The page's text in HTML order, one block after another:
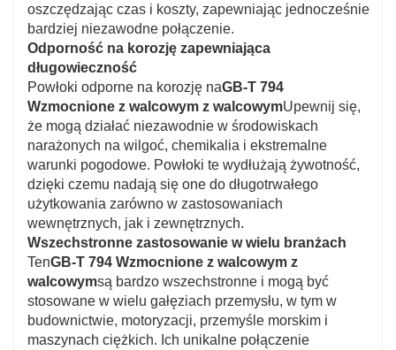
oszczędzając czas i koszty, zapewniając jednocześnie
bardziej niezawodne połączenie.
Odporność na korozję zapewniająca
długowieczność
Powłoki odporne na korozję naGB-T 794
Wzmocnione z walcowym z walcowymUpewnij się,
że mogą działać niezawodnie w środowiskach
narażonych na wilgoć, chemikalia i ekstremalne
warunki pogodowe. Powłoki te wydłużają żywotność,
dzięki czemu nadają się one do długotrwałego
użytkowania zarówno w zastosowaniach
wewnętrznych, jak i zewnętrznych.
Wszechstronne zastosowanie w wielu branżach
TenGB-T 794 Wzmocnione z walcowym z
walcowymsą bardzo wszechstronne i mogą być
stosowane w wielu gałęziach przemysłu, w tym w
budownictwie, motoryzacji, przemyśle morskim i
maszynach ciężkich. Ich unikalne połączenie